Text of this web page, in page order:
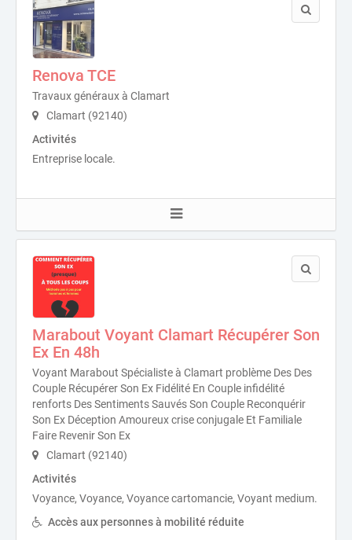
Renova TCE
Travaux généraux à Clamart
Clamart (92140)
Activités
Entreprise locale.
Marabout Voyant Clamart Récupérer Son
Ex En 48h
Voyant Marabout Spécialiste à Clamart problème Des Des
Couple Récupérer Son Ex Fidélité En Couple infidélité
renforts Des Sentiments Sauvés Son Couple Reconquérir
Son Ex Déception Amoureux crise conjugale Et Familiale
Faire Revenir Son Ex
Clamart (92140)
Activités
Voyance, Voyance, Voyance cartomancie, Voyant medium.
Accès aux personnes à mobilité réduite